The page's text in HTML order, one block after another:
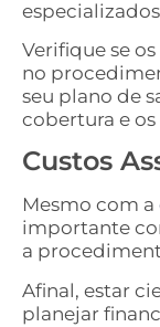
Verifique se
no
seu plano de
cobertura e os
Custos
Mesmo com a
importante
a
Afinal, estar
planejar